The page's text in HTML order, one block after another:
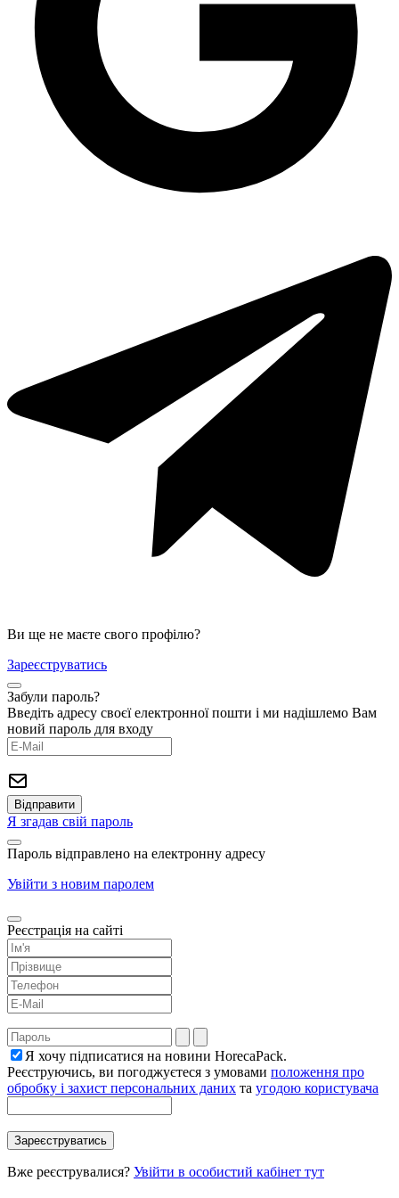
Упаковка для ягід з кришкою HF 500 ПЕТ на 750 мл
Контейнер алюмінієвий без кришки R5G на 255 мл, 100 шт/уп
Контейнер алюмінієвий з фольгованою кришкою SP-24L на 430 мл, 100
Упаковка на 3 роли
Ви ще не маєте свого профілю?
Зареєструватись
Забули пароль?
Введіть адресу своєї електронної пошти і ми надішлемо Вам
новий пароль для входу
Я згадав свій пароль
Пароль відправлено на електронну адресу
Увійти з новим паролем
Реєстрація на сайті
Я хочу підписатися на новини HorecaPack.
Реєструючись, ви погоджуєтеся з умовами положення про
обробку і захист персональних даних та угодою користувача
Вже реєструвалися? Увійти в особистий кабінет тут